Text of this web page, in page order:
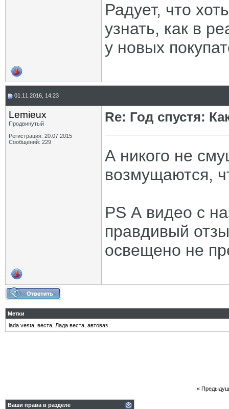
Радует, что
узнать, как в
у новых
01.11.2016, 14:23
Lemieux
Продвинутый
Регистрация: 20.07.2015
Сообщений: 229
Re: Год спустя:
А никого не
возмущаются,
PS А видео с
правдивый
освещено не
Метки
lada vesta веста Лада веста автоваз
«
Ваши права в разделе